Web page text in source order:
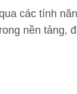
các tính
nền tảng,